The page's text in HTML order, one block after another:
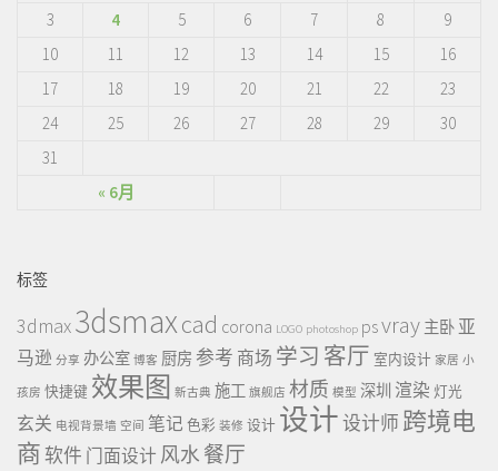
« 6月
3
4 5 6 7 8
9
10
11 12 13 14 15
16
17
18 19 20 21 22
23
24
25 26 27 28 29
30
31
标签
3dmax3dsmaxcad corona LOGO photoshop psvray 主卧 亚
马逊 分享 办公室 博客 厨房 参考 商场 学习 客厅 室内设计 家居 小
孩房 快捷键 效果图 新古典 施工 旗舰店 材质 模型 深圳 渲染 灯光
玄关 电视背景墙 空间 笔记 色彩 装修 设计 设计设计师 跨境电
商软件 门面设计 风水 餐厅